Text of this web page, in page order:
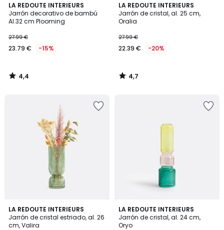
LA REDOUTE INTERIEURS
Jarrón decorativo de bambú
Al.32 cm Plooming
27.99 €
23.79 € -15%
4,4
/ 5
4,4
/
LA REDOUTE INTERIEURS
Jarrón de cristal, al. 25 cm,
Oralia
27.99 €
22.39 € -20%
4,7
/ 5
4,7
/
LA REDOUTE INTERIEURS
Jarrón de cristal estriado, al. 26
cm, Valira
4,7
/ 5
3
Colores
LA REDOUTE INTERIEURS
Jarrón de cristal, al. 24 cm,
Oryo
4,9
/ 5